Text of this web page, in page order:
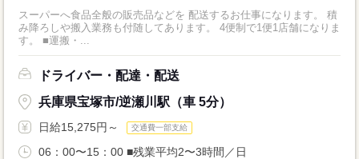
スーパーへ食品全般の販売品などを 配送するお仕事になります。 積
み降ろしや搬入業務も付随してあります。 4便制で1便1店舗になりま
す。 ■運搬・...
ドライバー・配達・配送
兵庫県宝塚市/逆瀬川駅（車 5分）
日給15,275円～ 交通費一部支給
06：00〜15：00 ■残業平均2〜3時間／日